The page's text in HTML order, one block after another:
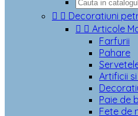
  Decoratiuni
  Articole
Farfurii
Pahare
Artificii
Paie de
Fete de